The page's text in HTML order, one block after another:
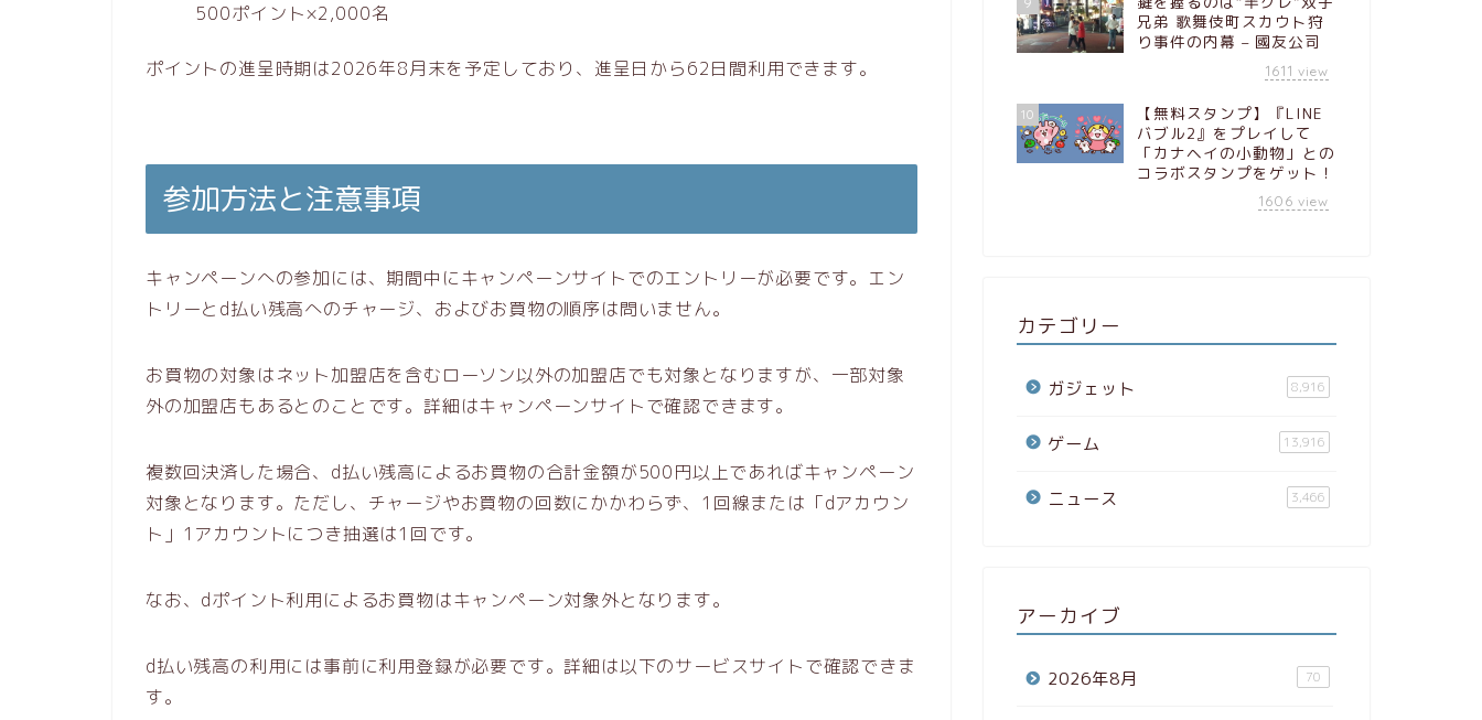
500ポイント×2,000名
ポイントの進呈時期は2026年8月末を予定しており、進呈日から62日間利用できます。
参加方法と注意事項
キャンペーンへの参加には、期間中にキャンペーンサイトでのエントリーが必要です。エン
トリーとd払い残高へのチャージ、およびお買物の順序は問いません。
お買物の対象はネット加盟店を含むローソン以外の加盟店でも対象となりますが、一部対象
外の加盟店もあるとのことです。詳細はキャンペーンサイトで確認できます。
複数回決済した場合、d払い残高によるお買物の合計金額が500円以上であればキャンペーン
対象となります。ただし、チャージやお買物の回数にかかわらず、1回線または「dアカウン
ト」1アカウントにつき抽選は1回です。
なお、dポイント利用によるお買物はキャンペーン対象外となります。
d払い残高の利用には事前に利用登録が必要です。詳細は以下のサービスサイトで確認できま
す。
兄弟 歌舞伎町スカウト狩
り事件の内幕 – 國友公司
1611 view
10
【無料スタンプ】『LINE
バブル2』をプレイして
「カナヘイの小動物」との
コラボスタンプをゲット！
1606 view
カテゴリー
ガジェット 8,916
ゲーム 13,916
ニュース 3,466
アーカイブ
2026年8月 70